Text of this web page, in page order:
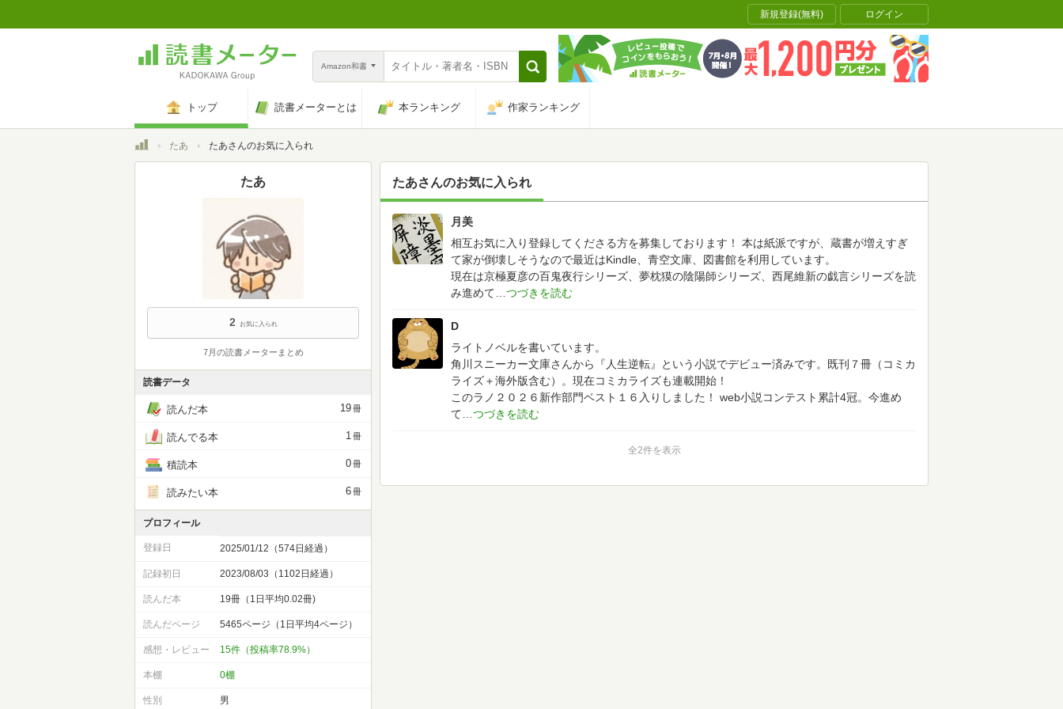
新規登録(無料) ログイン
Amazon和書
トップ 読書メーターとは 本ランキング 作家ランキング
トップたあ たあさんのお気に入られ
たあさんのお気に入られ
2
月美
相互お気に入り登録してくださる方を募集しております！
本は紙派ですが、蔵書が増えすぎ
て家が倒壊しそうなので最近はKindle、青空文庫、図書館を利用しています。
現在は京極夏彦の百鬼夜行シリーズ、夢枕獏の陰陽師シリーズ、西尾維新の戯言シリーズを読
み進めて
D
ライトノベルを書いています。
角川スニーカー文庫さんから『人生逆転』という小説でデビュー済みです。既刊７冊（コミカ
ライズ＋海外版含む）。現在コミカライズも連載開始！
このラノ２０２６新作部門ベスト１６入りしました！
web小説コンテスト累計4冠。今進め
て
全2件を表示
たあ
2 お気に入られ
7月の読書メーターまとめ
読書データ
読んだ本 19冊
読んでる本 1冊
積読本 0冊
読みたい本 6冊
プロフィール
登録日 2025/01/12（574日経過）
記録初日 2023/08/03（1102日経過）
読んだ本 19冊（1日平均0.02冊)
読んだページ 5465ページ（1日平均4ページ）
感想・レビュー 15件（投稿率78.9%）
本棚 0棚
性別 男